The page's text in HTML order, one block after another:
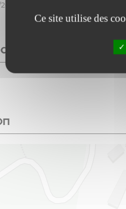
Ce site utilise des
tous les jours.